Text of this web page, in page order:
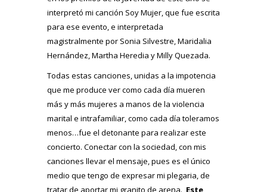
interpretó mi canción Soy Mujer, que fue escrita
para ese evento, e interpretada
magistralmente por Sonia Silvestre, Maridalia
Hernández, Martha Heredia y Milly Quezada.
Todas estas canciones, unidas a la impotencia
que me produce ver como cada día mueren
más y más mujeres a manos de la violencia
marital e intrafamiliar, como cada día toleramos
menos…fue el detonante para realizar este
concierto. Conectar con la sociedad, con mis
canciones llevar el mensaje, pues es el único
medio que tengo de expresar mi plegaria, de
tratar de aportar mi granito de arena. Este